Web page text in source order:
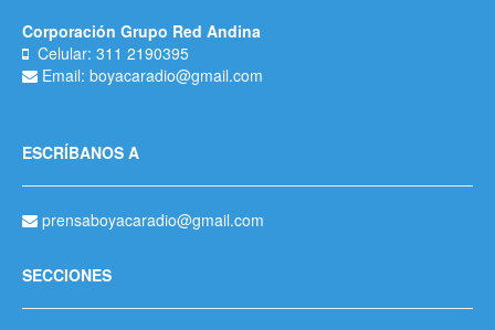
Corporación Grupo Red Andina
Celular: 311 2190395
Email: boyacaradio@gmail.com
ESCRÍBANOS A
prensaboyacaradio@gmail.com
SECCIONES